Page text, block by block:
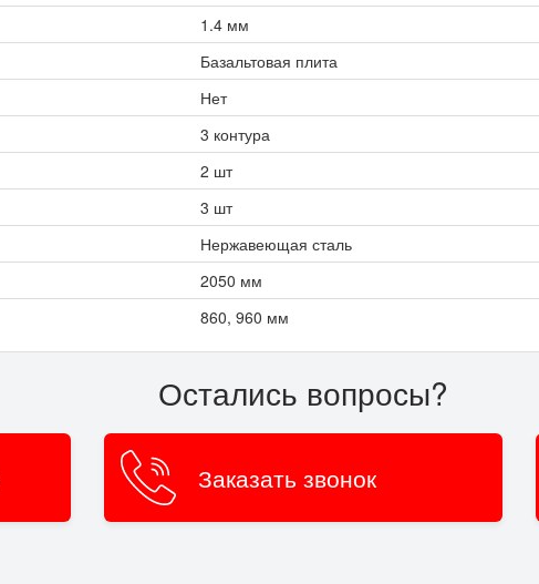
1.4 мм
Базальтовая плита
Нет
3 контура
2 шт
3 шт
Нержавеющая сталь
2050 мм
860, 960 мм
Остались вопросы?
Заказать звонок